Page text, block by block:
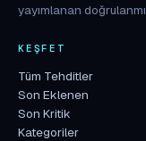
yayımlanan
KEŞFET
Tüm Tehditler
Son Eklenen
Son Kritik
Kategoriler